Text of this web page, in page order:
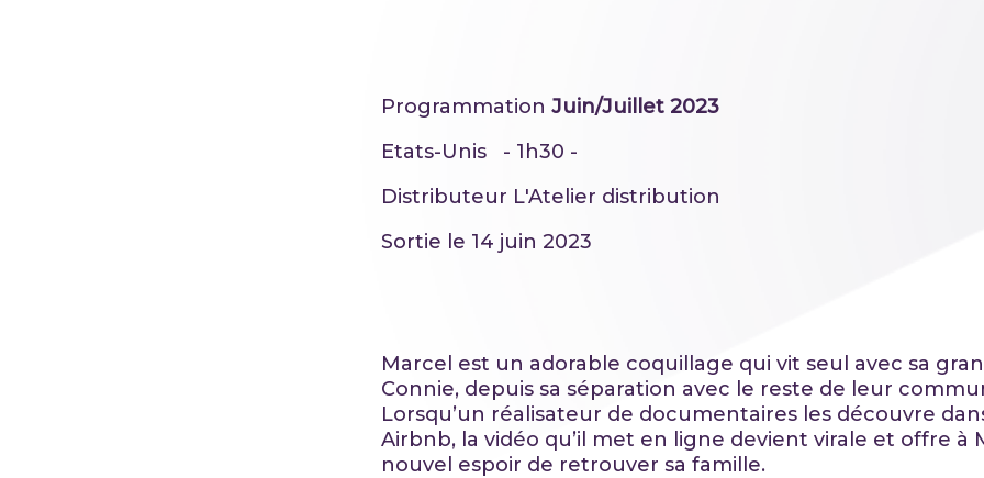
Programmation Juin/Juillet 2023
Etats-Unis - 1h30 -
Distributeur L'Atelier distribution
Sortie le 14 juin 2023
Marcel est un adorable coquillage qui vit seul avec sa
Connie, depuis sa séparation avec le reste de leur
Lorsqu’un réalisateur de documentaires les découvre
Airbnb, la vidéo qu’il met en ligne devient virale et offre à
nouvel espoir de retrouver sa famille.